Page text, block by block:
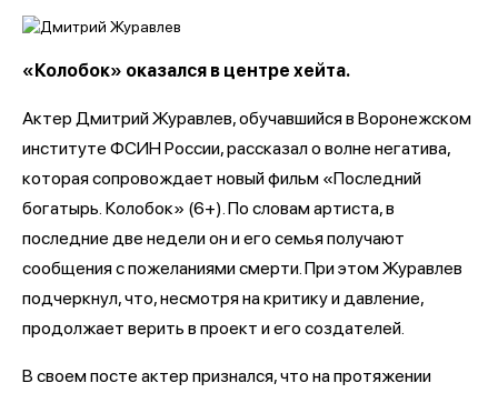
«Колобок» оказался в центре хейта.
Актер Дмитрий Журавлев, обучавшийся в Воронежском
институте ФСИН России, рассказал о волне негатива,
которая сопровождает новый фильм «Последний
богатырь. Колобок» (6+). По словам артиста, в
последние две недели он и его семья получают
сообщения с пожеланиями смерти. При этом Журавлев
подчеркнул, что, несмотря на критику и давление,
продолжает верить в проект и его создателей.
В своем посте актер признался, что на протяжении